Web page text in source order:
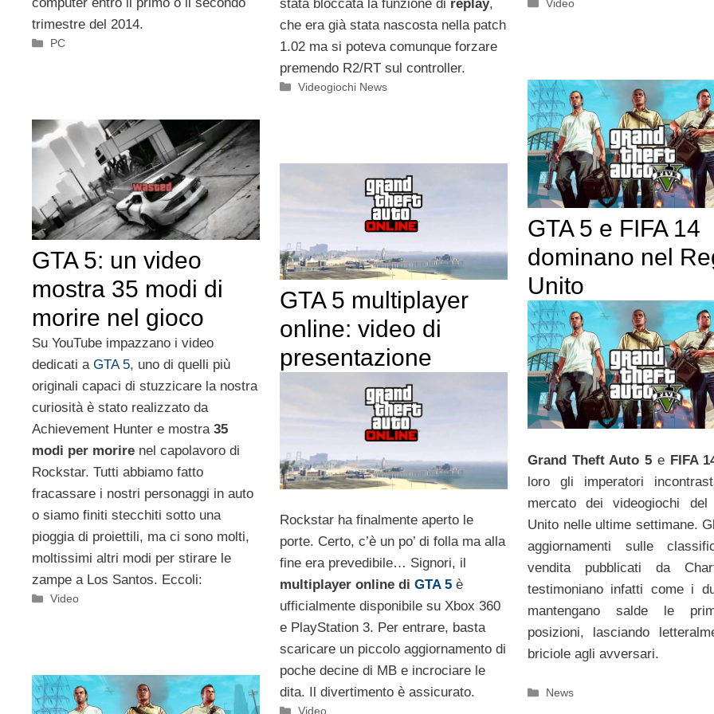
trimestre del 2014.
Categorie
PC
stata bloccata la funzione di replay,
che era già stata nascosta nella patch
1.02 ma si poteva comunque forzare
premendo R2/RT sul controller.
Categorie
Videogiochi News
Video
GTA 5 e FIFA 14
dominano nel
Unito
Grand Theft Auto 5 e FIFA
loro gli imperatori
mercato dei videogiochi del
Unito nelle ultime settimane.
aggiornamenti sulle
vendita pubblicati da
testimoniano infatti come i
mantengano salde le
posizioni, lasciando
briciole agli avversari.
Categorie
News
GTA 5: un video
mostra 35 modi di
morire nel gioco
Su YouTube impazzano i video
dedicati a GTA 5, uno di quelli più
originali capaci di stuzzicare la nostra
curiosità è stato realizzato da
Achievement Hunter e mostra 35
modi per morire nel capolavoro di
Rockstar. Tutti abbiamo fatto
fracassare i nostri personaggi in auto
o siamo finiti stecchiti sotto una
pioggia di proiettili, ma ci sono molti,
moltissimi altri modi per stirare le
zampe a Los Santos. Eccoli:
Categorie
Video
GTA 5 multiplayer
online: video di
presentazione
Rockstar ha finalmente aperto le
porte. Certo, c’è un po’ di folla ma alla
fine era prevedibile… Signori, il
multiplayer online di GTA 5è
ufficialmente disponibile su Xbox 360
e PlayStation 3. Per entrare, basta
scaricare un piccolo aggiornamento di
poche decine di MB e incrociare le
dita. Il divertimento è assicurato.
Categorie
Video